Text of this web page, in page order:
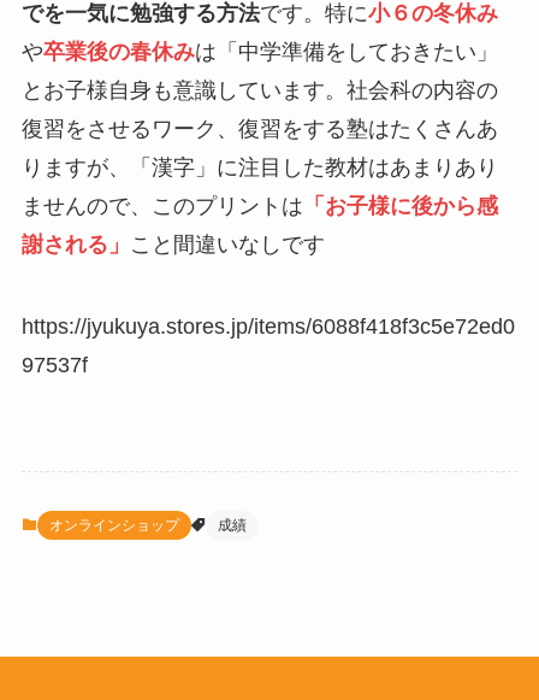
でを一気に勉強する方法です。特に小６の冬休み
や卒業後の春休みは「中学準備をしておきたい」
とお子様自身も意識しています。社会科の内容の
復習をさせるワーク、復習をする塾はたくさんあ
りますが、「漢字」に注目した教材はあまりあり
ませんので、このプリントは 「お子様に後から感
謝される」 こと間違いなしです
https://jyukuya.stores.jp/items/6088f418f3c5e72ed0
97537f
オンラインショップ 成績